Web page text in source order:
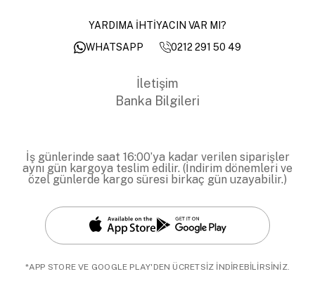
YARDIMA İHTİYACIN VAR MI?
WHATSAPP
0212 291 50 49
İletişim
Banka Bilgileri
İş günlerinde saat 16:00’ya kadar verilen siparişler
aynı gün kargoya teslim edilir. (İndirim dönemleri ve
özel günlerde kargo süresi birkaç gün uzayabilir.)
*APP STORE VE GOOGLE PLAY'DEN ÜCRETSİZ İNDİREBİLİRSİNİZ.